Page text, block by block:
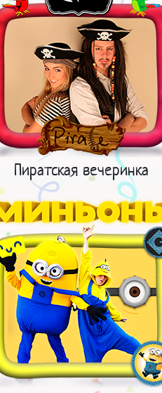
Пиратская вечеринка